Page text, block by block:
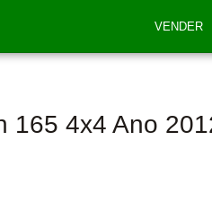
VENDER
165 4x4 Ano